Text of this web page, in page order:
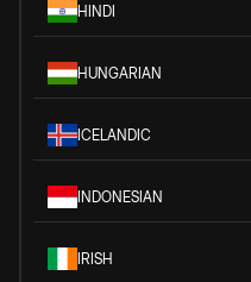
HINDI
HUNGARIAN
ICELANDIC
INDONESIAN
IRISH